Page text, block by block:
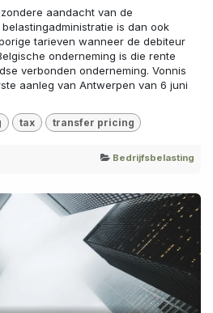
aandacht van de
is dan ook
tarieven wanneer de debiteur
onderneming is die rente
verbonden onderneming. Vonnis
aanleg van Antwerpen van 6 juni
tax transfer pricing
Bedrijfsbelasting